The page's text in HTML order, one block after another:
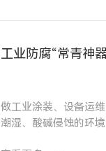
工业防腐“常青神
做工业涂装、设备运
潮湿、酸碱侵蚀的环